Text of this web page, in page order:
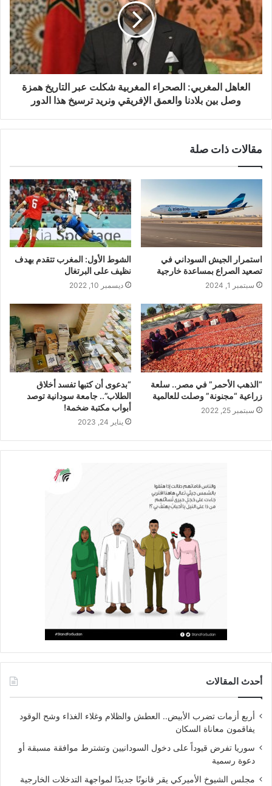
العاهل المغربي: الصحراء المغربية شكلت عبر التاريخ همزة
وصل بين بلادنا والعمق الإفريقي ونريد ترسيخ هذا الدور
مقالات ذات صلة
استمرار الجيش السوداني في
تصعيد الصراع بمساعدة خارجية
سبتمبر 1, 2024
الشوط الأول: المغرب تتقدم بهدف
نظيف على البرتغال
ديسمبر 10, 2022
“الذهب الأحمر” في مصر.. سلعة
زراعية “مجنونة” وصلت للعالمية
سبتمبر 25, 2022
“بدعوى أن كتبها تفسد أخلاق
الطلاب”.. جامعة سودانية توصد
أبواب مكتبة ضخمة!
يناير 24, 2023
أحدث المقالات
أربع أزمات تضرب الأبيض.. العطش والظلام وغلاء الغذاء وشح الوقود
يفاقمون معاناة السكان
سوريا تفرض قيوداً على دخول السودانيين وتشترط موافقة مسبقة أو
دعوة رسمية
مجلس الشيوخ الأميركي يقر قانونًا جديدًا لمواجهة التدخلات الخارجية